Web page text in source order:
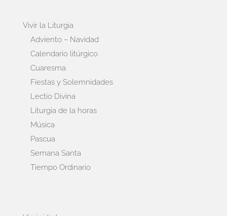
Vivir la Liturgia
Adviento – Navidad
Calendario litúrgico
Cuaresma
Fiestas y Solemnidades
Lectio Divina
Liturgia de la horas
Música
Pascua
Semana Santa
Tiempo Ordinario